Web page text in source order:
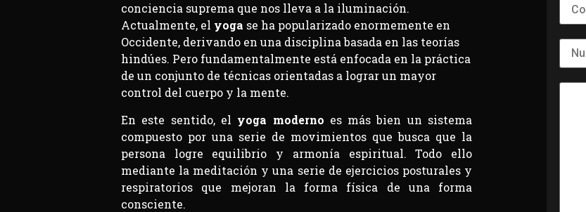
conciencia suprema que nos lleva a la iluminación.
Actualmente, el yoga se ha popularizado enormemente en
Occidente, derivando en una disciplina basada en las teorías
hindúes. Pero fundamentalmente está enfocada en la práctica
de un conjunto de técnicas orientadas a lograr un mayor
control del cuerpo y la mente.
En este sentido, el yoga moderno es más bien un sistema
compuesto por una serie de movimientos que busca que la
persona logre equilibrio y armonía espiritual. Todo ello
mediante la meditación y una serie de ejercicios posturales y
respiratorios que mejoran la forma física de una forma
consciente.